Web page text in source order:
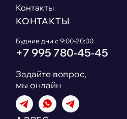
Контакты
КОНТАКТЫ
Будние дни с 9:00-20:00
+7 995 780‑45‑45
Задайте вопрос,
мы онлайн